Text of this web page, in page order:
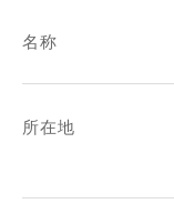
名称
所在地